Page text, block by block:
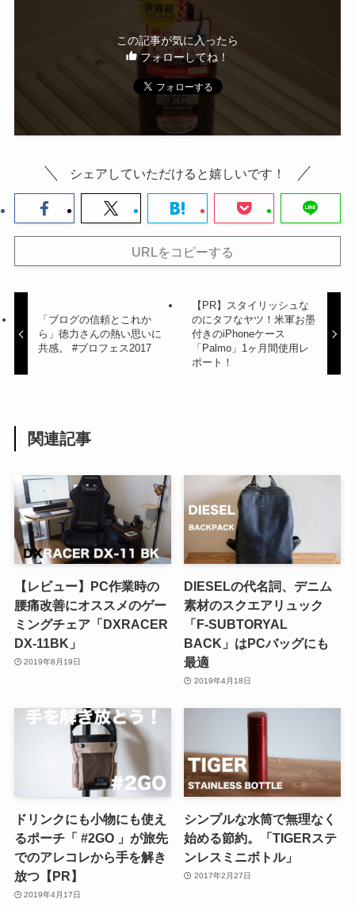
この記事が気に入ったら
フォローしてね！
シェアしていただけると嬉しいです！
URLをコピーする
「ブログの信頼とこれか
ら」徳力さんの熱い思いに
共感。 #ブロフェス2017
【PR】スタイリッシュな
のにタフなヤツ！米軍お墨
付きのiPhoneケース
「Palmo」1ヶ月間使用レ
ポート！
関連記事
【レビュー】PC作業時の
腰痛改善にオススメのゲー
ミングチェア「DXRACER
DX-11BK」
2019年8月19日
DIESELの代名詞、デニム
素材のスクエアリュック
「F-SUBTORYAL
BACK」はPCバッグにも
最適
2019年4月18日
ドリンクにも小物にも使え
るポーチ「 #2GO 」が旅先
でのアレコレから手を解き
放つ【PR】
2019年4月17日
シンプルな水筒で無理なく
始める節約。「TIGERステ
ンレスミニボトル」
2017年2月27日